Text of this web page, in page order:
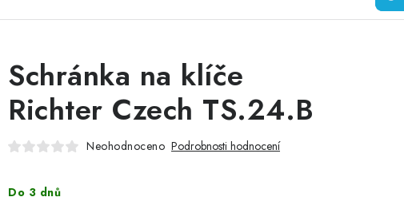
Schránka na klíče
Richter Czech TS.24.B
Neohodnoceno Podrobnosti hodnocení
Do 3 dnů